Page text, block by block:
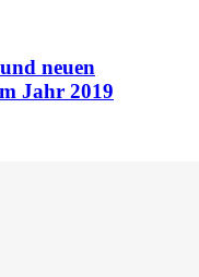
neuen
Jahr 2019